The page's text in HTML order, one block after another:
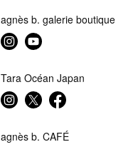
agnès b. galerie boutique
Tara Océan Japan
agnès b. CAFÉ